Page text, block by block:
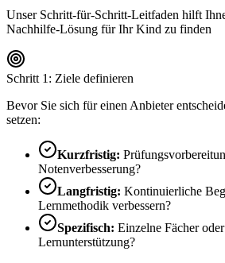
Unser Schritt-für-Schritt-Leitfaden hilft
Nachhilfe-Lösung für Ihr Kind zu finden
Schritt 1: Ziele definieren
Bevor Sie sich für einen Anbieter
setzen:
Kurzfristig:
Notenverbesserung?
Langfristig: Kontinuierliche
Lernmethodik verbessern?
Spezifisch: Einzelne Fächer
Lernunterstützung?